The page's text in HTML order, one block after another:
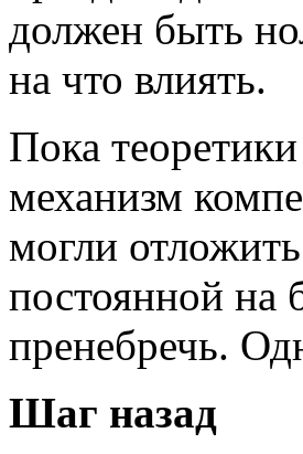
должен быть
на что влиять.
Пока
механизм
могли
постоянной на
пренебречь.
Шаг назад